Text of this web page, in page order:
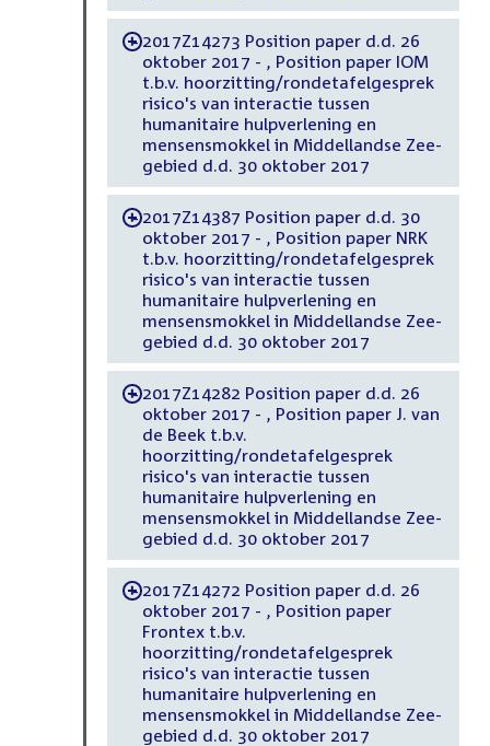
-2017Z14273 Position paper d.d. 26
oktober 2017 - , Position paper IOM
t.b.v. hoorzitting/rondetafelgesprek
risico's van interactie tussen
humanitaire hulpverlening en
mensensmokkel in Middellandse Zee-
gebied d.d. 30 oktober 2017
-2017Z14387 Position paper d.d. 30
oktober 2017 - , Position paper NRK
t.b.v. hoorzitting/rondetafelgesprek
risico's van interactie tussen
humanitaire hulpverlening en
mensensmokkel in Middellandse Zee-
gebied d.d. 30 oktober 2017
-2017Z14282 Position paper d.d. 26
oktober 2017 - , Position paper J. van
de Beek t.b.v.
hoorzitting/rondetafelgesprek
risico's van interactie tussen
humanitaire hulpverlening en
mensensmokkel in Middellandse Zee-
gebied d.d. 30 oktober 2017
-2017Z14272 Position paper d.d. 26
oktober 2017 - , Position paper
Frontex t.b.v.
hoorzitting/rondetafelgesprek
risico's van interactie tussen
humanitaire hulpverlening en
mensensmokkel in Middellandse Zee-
gebied d.d. 30 oktober 2017